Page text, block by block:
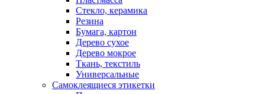
Стекло, керамика
Резина
Бумага, картон
Дерево сухое
Дерево мокрое
Ткань, текстиль
Универсальные
Самоклеящиеся этикетки